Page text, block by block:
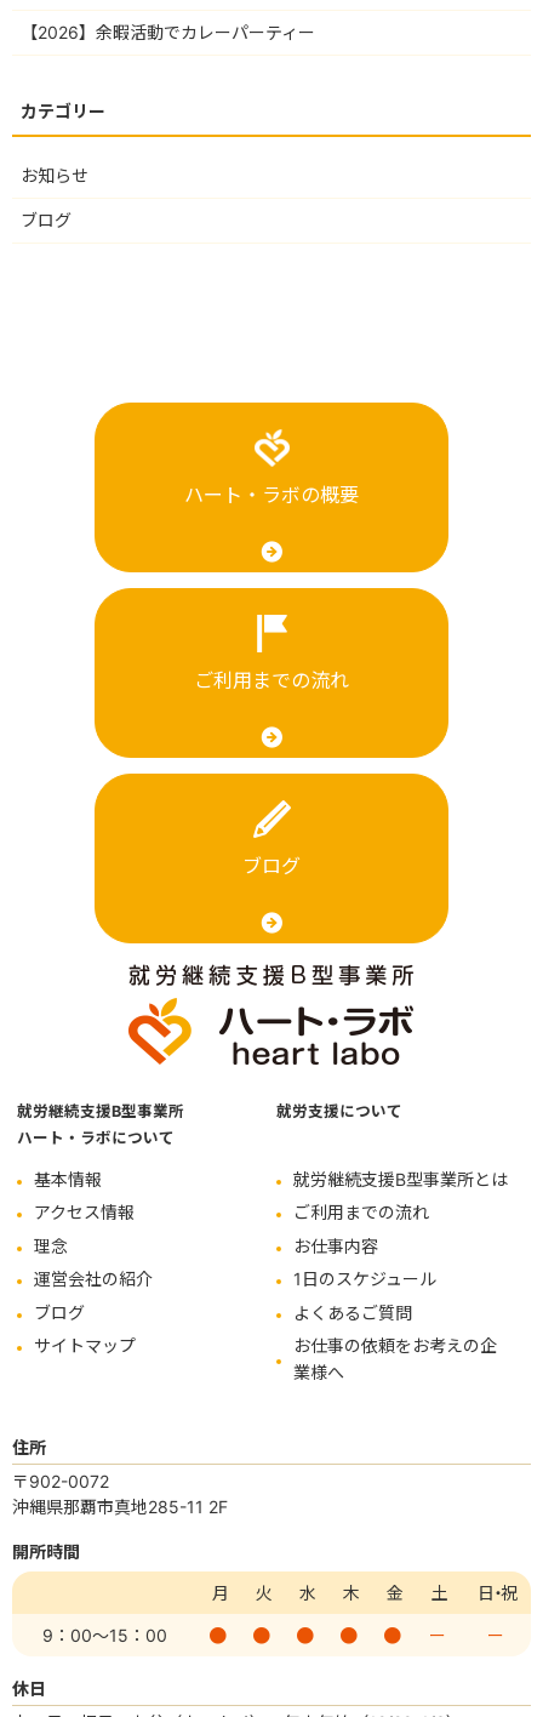
【2026】余暇活動でカレーパーティー
お知らせ
ブログ
ハート・ラボの概要
ご利用までの流れ
ブログ
就労継続支援B型事業所
ハート・ラボについて
基本情報
アクセス情報
理念
運営会社の紹介
ブログ
サイトマップ
就労支援について
就労継続支援B型事業所とは
ご利用までの流れ
お仕事内容
1日のスケジュール
よくあるご質問
お仕事の依頼をお考えの企
業様へ
住所
〒902-0072
沖縄県那覇市真地285-11 2F
開所時間
月
火 水 木 金 土 日・祝
9：00～15：00 ー ー
休日